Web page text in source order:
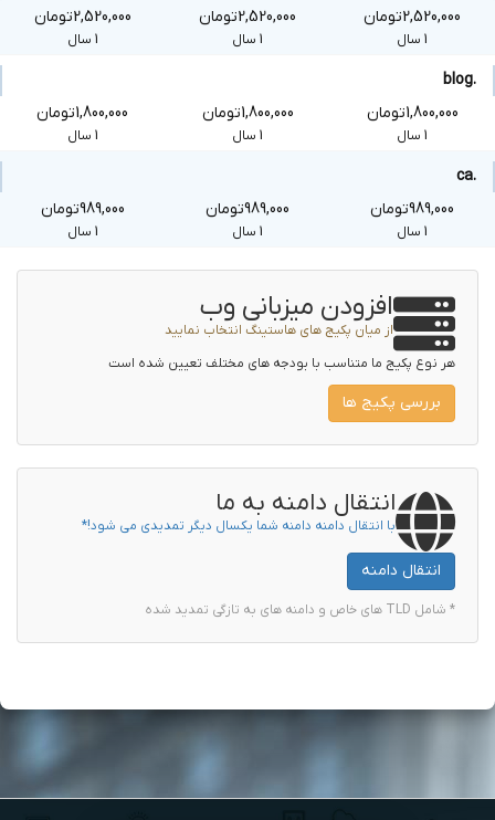
2,520,000تومان
1 سال
2,520,000تومان
1 سال
2,520,000تومان
1 سال
.blog
1,800,000تومان
1 سال
1,800,000تومان
1 سال
1,800,000تومان
1 سال
.ca
989,000تومان
1 سال
989,000تومان
1 سال
989,000تومان
1 سال
افزودن میزبانی وب
از میان پکیج های هاستینگ انتخاب نمایید
هر نوع پکیج ما متناسب با بودجه های مختلف تعیین شده است
بررسی پکیج ها
انتقال دامنه به ما
با انتقال دامنه دامنه شما یکسال دیگر تمدیدی می شود!*
انتقال دامنه
* شامل TLD های خاص و دامنه های به تازگی تمدید شده